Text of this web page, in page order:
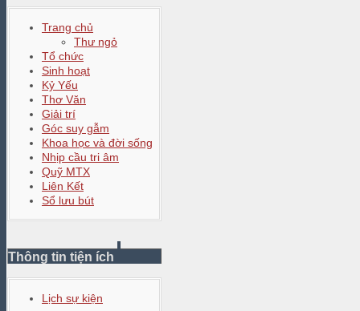
Trang chủ
Thư ngỏ
Tổ chức
Sinh hoạt
Kỷ Yếu
Thơ Văn
Giải trí
Góc suy gẫm
Khoa học và đời sống
Nhịp cầu tri âm
Quỹ MTX
Liên Kết
Sổ lưu bút
Thông tin tiện ích
Lịch sự kiện